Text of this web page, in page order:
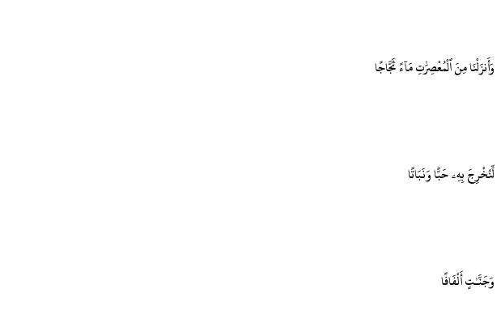
وَأَنزَلْنَا مِنَ ٱلْمُعْصِرَٰتِ مَآءً ثَجَّاجًا
لِّنُخْرِجَ بِهِۦ حَبًّا وَنَبَاتًا
وَجَنَّـٰتٍ أَلْفَافًا